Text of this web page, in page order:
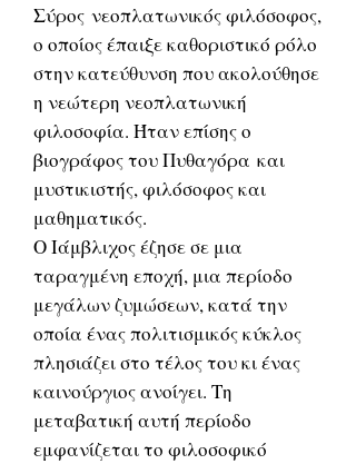
Σύρος νεοπλατωνικός φιλόσοφος,
ο οποίος έπαιξε καθοριστικό ρόλο
στην κατεύθυνση που ακολούθησε
η νεώτερη νεοπλατωνική
φιλοσοφία. Ήταν επίσης ο
βιογράφος του Πυθαγόρα και
μυστικιστής, φιλόσοφος και
μαθηματικός.
Ο Ιάμβλιχος έζησε σε μια
ταραγμένη εποχή, μια περίοδο
μεγάλων ζυμώσεων, κατά την
οποία ένας πολιτισμικός κύκλος
πλησιάζει στο τέλος του κι ένας
καινούργιος ανοίγει. Τη
μεταβατική αυτή περίοδο
εμφανίζεται το φιλοσοφικό